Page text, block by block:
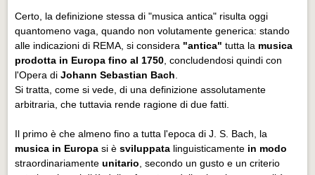
Certo, la definizione stessa di "musica antica" risulta oggi
quantomeno vaga, quando non volutamente generica: stando
alle indicazioni di REMA, si considera "antica" tutta la musica
prodotta in Europa fino al 1750, concludendosi quindi con
l'Opera diJohann Sebastian Bach.
Si tratta, come si vede, di una definizione assolutamente
arbitraria, che tuttavia rende ragione di due fatti.
Il primo è che almeno fino a tutta l'epoca di J. S. Bach, la
musica in Europa si èsviluppata linguisticamente in modo
straordinariamenteunitario, secondo un gusto e un criterio